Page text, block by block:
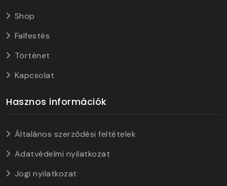
Shop
Falfestés
Történet
Kapcsolat
Hasznos információk
Általános szerződési feltételek
Adatvédelmi nyilatkozat
Jogi nyilatkozat